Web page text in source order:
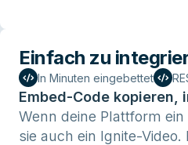
Einfach zu
In Minuten eingebettet
Embed-Code kopieren,
Wenn deine Plattform
sie auch ein Ignite-Video.